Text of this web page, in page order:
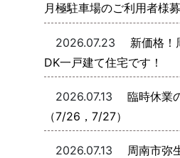
月極駐車場のご利用者様
2026.07.23
新価格！
DK一戸建て住宅です！
2026.07.13
臨時休業
（7/26，7/27）
2026.07.13
周南市弥